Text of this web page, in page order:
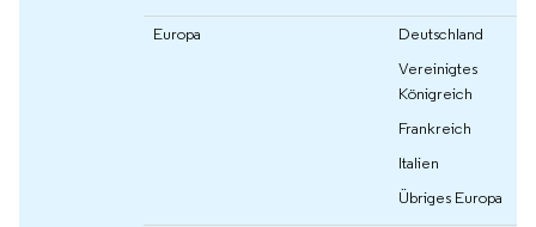
Europa
Deutschland
Vereinigtes
Königreich
Frankreich
Italien
Übriges Europa